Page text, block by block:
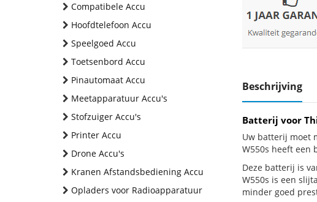
Compatibele Accu
Hoofdtelefoon Accu
Speelgoed Accu
Toetsenbord Accu
Pinautomaat Accu
Meetapparatuur Accu's
Stofzuiger Accu's
Printer Accu
Drone Accu's
Kranen Afstandsbediening Accu
Opladers voor Radioapparatuur
Beschrijving
Batterij voor
Uw batterij moet
W550s heeft een
Deze batterij is
W550s is een
minder goed